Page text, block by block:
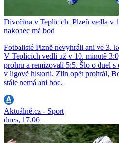
Divočina v Teplicích. Plzeň vedla v
nakonec má bod
Fotbalisté Plzně nevyhráli ani ve 3.
V Teplicích vedli už v 10. minutě
prohru a remizovali 5:5. Šlo o duel
v ligové historii. Zlín opět prohrál,
stále nemá ani bod.
Aktuálně.cz - Sport
dnes, 17:06